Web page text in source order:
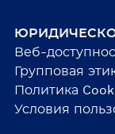
Веб-
Групповая
Политика
Условия